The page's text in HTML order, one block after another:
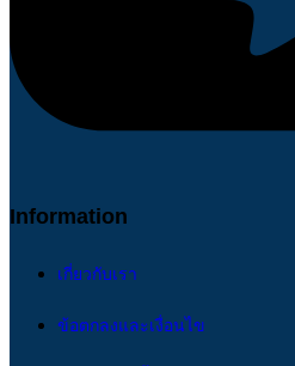
Information
เกี่ยวกับเรา
ข้อตกลงและเงื่อนไข